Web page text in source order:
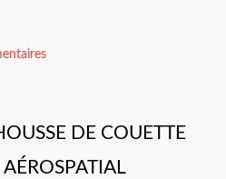
DE COUETTE
AÉROSPATIAL